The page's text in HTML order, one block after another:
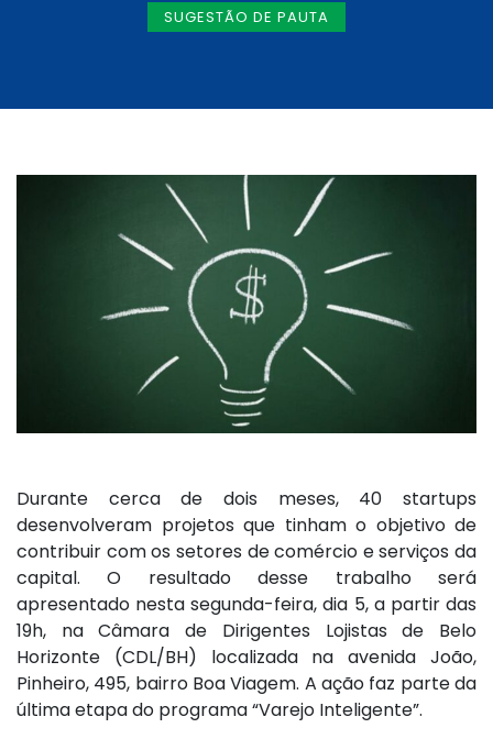
SUGESTÃO DE PAUTA
Durante cerca de dois meses, 40 startups
desenvolveram projetos que tinham o objetivo de
contribuir com os setores de comércio e serviços da
capital. O resultado desse trabalho será
apresentado nesta segunda-feira, dia 5, a partir das
19h, na Câmara de Dirigentes Lojistas de Belo
Horizonte (CDL/BH) localizada na avenida João,
Pinheiro, 495, bairro Boa Viagem. A ação faz parte da
última etapa do programa “Varejo Inteligente”.